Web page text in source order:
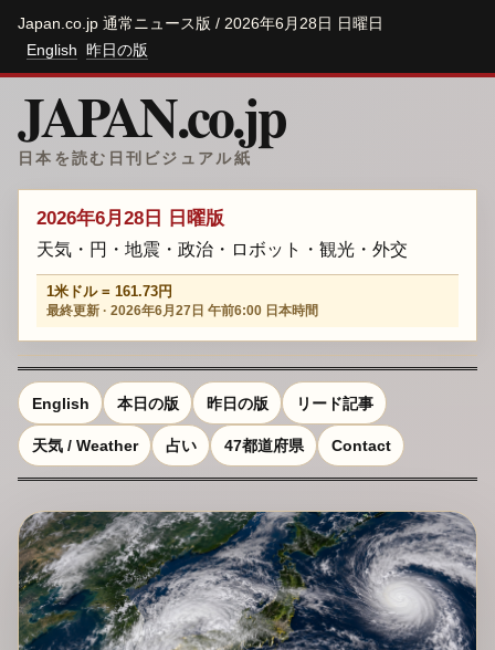
Japan.co.jp 通常ニュース版 / 2026年6月28日 日曜日
English 昨日の版
JAPAN.co.jp
日本を読む日刊ビジュアル紙
2026年6月28日 日曜版
天気・円・地震・政治・ロボット・観光・外交
1米ドル = 161.73円
最終更新 · 2026年6月27日 午前6:00 日本時間
English 本日の版 昨日の版 リード記事
天気 / Weather 占い 47都道府県 Contact